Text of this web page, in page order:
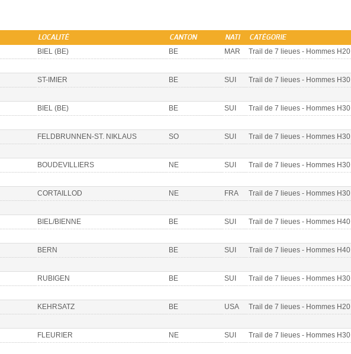
LOCALITÉ CANTON NATI CATÉGORIE
BIEL (BE) BE MAR Trail de 7 lieues - Hommes H20
ST-IMIER BE SUI Trail de 7 lieues - Hommes H30
BIEL (BE) BE SUI Trail de 7 lieues - Hommes H30
FELDBRUNNEN-ST. NIKLAUS SO SUI Trail de 7 lieues - Hommes H30
BOUDEVILLIERS NE SUI Trail de 7 lieues - Hommes H30
CORTAILLOD NE FRA Trail de 7 lieues - Hommes H30
BIEL/BIENNE BE SUI Trail de 7 lieues - Hommes H40
BERN BE SUI Trail de 7 lieues - Hommes H40
RUBIGEN BE SUI Trail de 7 lieues - Hommes H30
KEHRSATZ BE USA Trail de 7 lieues - Hommes H20
FLEURIER NE SUI Trail de 7 lieues - Hommes H30